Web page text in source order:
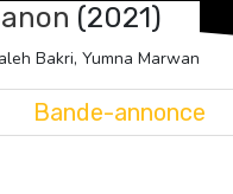
(2021)
Bakri, Yumna Marwan
Bande-annonce